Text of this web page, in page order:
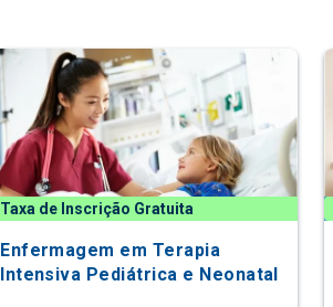
Taxa de Inscrição Gratuita
Enfermagem em Terapia
Intensiva Pediátrica e Neonatal